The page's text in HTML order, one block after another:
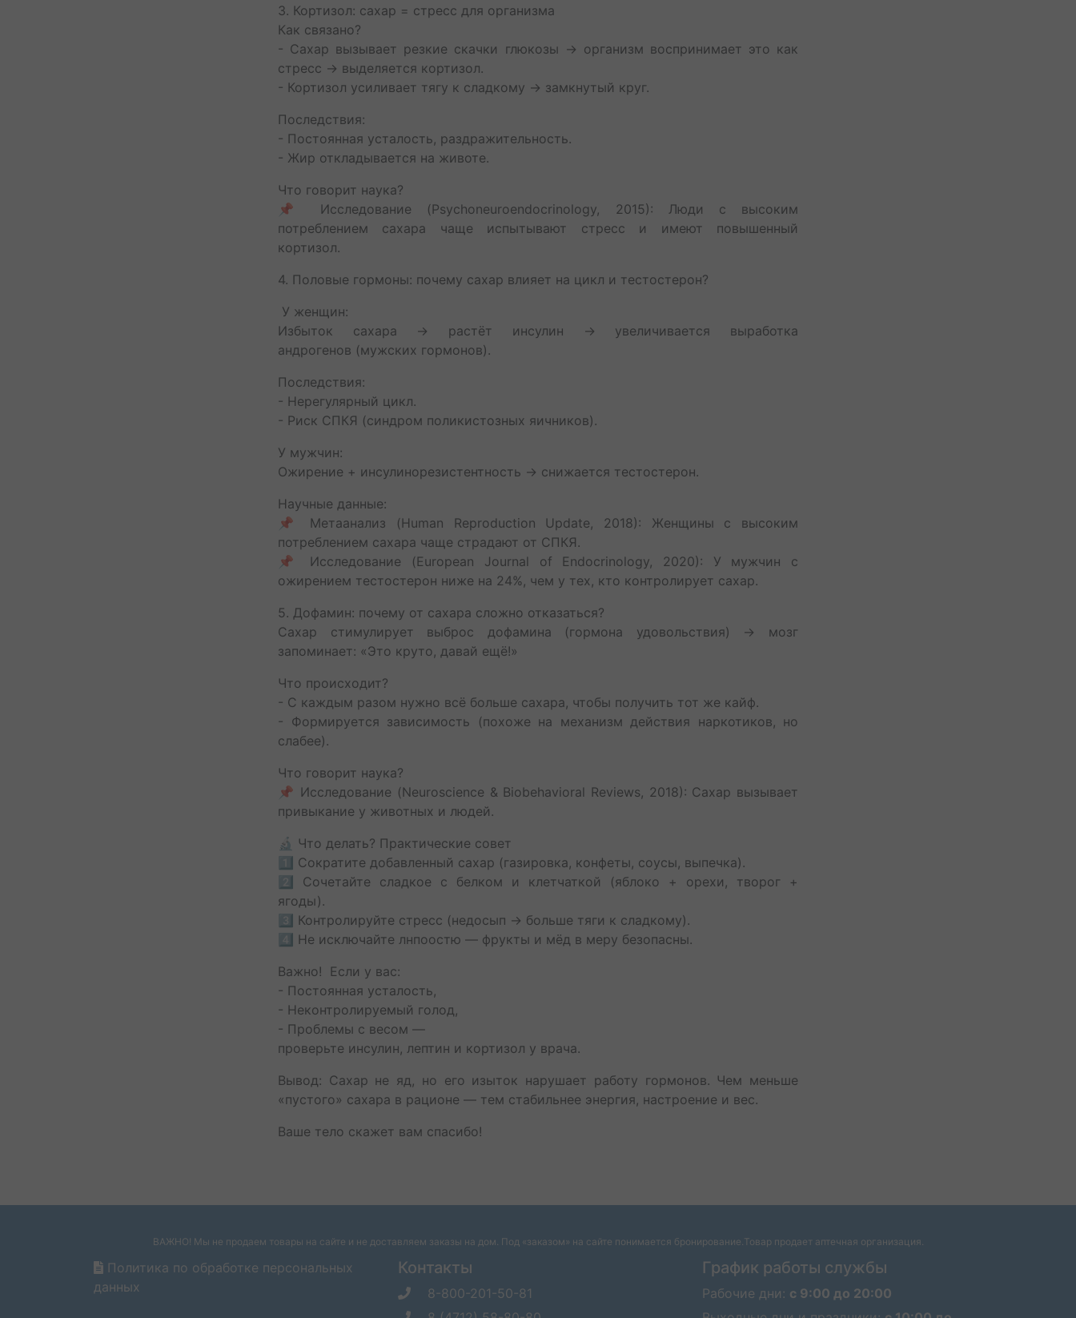
3. Кортизол: сахар = стресс для организма
Как связано?
- Сахар вызывает резкие скачки глюкозы → организм воспринимает это как
стресс → выделяется кортизол.
- Кортизол усиливает тягу к сладкому → замкнутый круг.
Последствия:
- Постоянная усталость, раздражительность.
- Жир откладывается на животе.
Что говорит наука?
📌 Исследование (Psychoneuroendocrinology, 2015): Люди с высоким
потреблением сахара чаще испытывают стресс и имеют повышенный
кортизол.
4. Половые гормоны: почему сахар влияет на цикл и тестостерон?
У женщин:
Избыток сахара → растёт инсулин → увеличивается выработка
андрогенов (мужских гормонов).
Последствия:
- Нерегулярный цикл.
- Риск СПКЯ (синдром поликистозных яичников).
У мужчин:
Ожирение + инсулинорезистентность → снижается тестостерон.
Научные данные:
📌 Метаанализ (Human Reproduction Update, 2018): Женщины с высоким
потреблением сахара чаще страдают от СПКЯ.
📌 Исследование (European Journal of Endocrinology, 2020): У мужчин с
ожирением тестостерон ниже на 24%, чем у тех, кто контролирует сахар.
5. Дофамин: почему от сахара сложно отказаться?
Сахар стимулирует выброс дофамина (гормона удовольствия) → мозг
запоминает: «Это круто, давай ещё!»
Что происходит?
- С каждым разом нужно всё больше сахара, чтобы получить тот же кайф.
- Формируется зависимость (похоже на механизм действия наркотиков, но
слабее).
Что говорит наука?
📌 Исследование (Neuroscience & Biobehavioral Reviews, 2018): Сахар вызывает
привыкание у животных и людей.
🔬 Что делать? Практические совет
1️⃣ Сократите добавленный сахар (газировка, конфеты, соусы, выпечка).
2️⃣ Сочетайте сладкое с белком и клетчаткой (яблоко + орехи, творог +
ягоды).
3️⃣ Контролируйте стресс (недосып → больше тяги к сладкому).
4️⃣ Не исключайте лнпоостю — фрукты и мёд в меру безопасны.
Важно! Если у вас:
- Постоянная усталость,
- Неконтролируемый голод,
- Проблемы с весом —
проверьте инсулин, лептин и кортизол у врача.
Вывод: Сахар не яд, но его изыток нарушает работу гормонов. Чем меньше
«пустого» сахара в рационе — тем стабильнее энергия, настроение и вес.
Ваше тело скажет вам спасибо!
ВАЖНО! Мы не продаем товары на сайте и не доставляем заказы на дом. Под «заказом» на сайте понимается бронирование.Товар продает аптечная организация.
Политика по обработке персональных
данных
Контакты
8-800-201-50-81
График работы службы
Рабочие дни: с 9:00 до 20:00